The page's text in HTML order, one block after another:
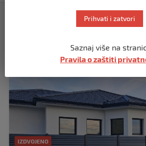
IZDVOJENO
Prihvati i zatvori
Saznaj više na
Pravila o zaštiti